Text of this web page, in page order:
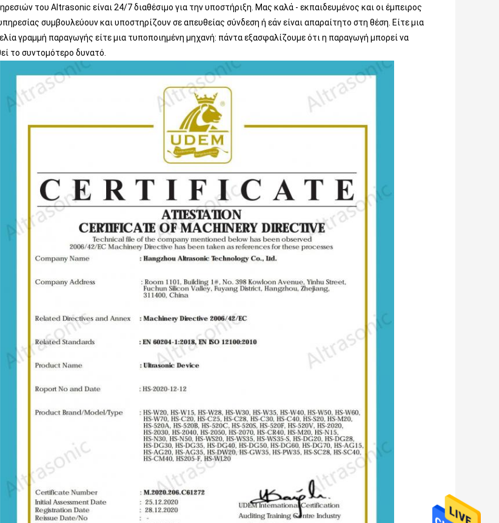
του Altrasonic είναι 24/7 διαθέσιμο για την υποστήριξη. Μας καλά - εκπαιδευμένος και οι έμπειρος
συμβουλεύουν και υποστηρίζουν σε απευθείας σύνδεση ή εάν είναι απαραίτητο στη θέση. Είτε μια
γραμμή παραγωγής είτε μια τυποποιημένη μηχανή: πάντα εξασφαλίζουμε ότι η παραγωγή μπορεί να
το συντομότερο δυνατό.